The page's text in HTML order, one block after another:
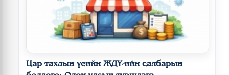
Цар тахлын үеийн ЖДҮ-ийн салбарын